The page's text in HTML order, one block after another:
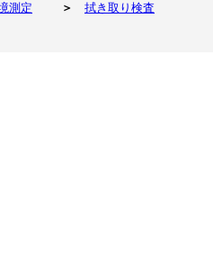
測定 ＞ 拭き取り検査